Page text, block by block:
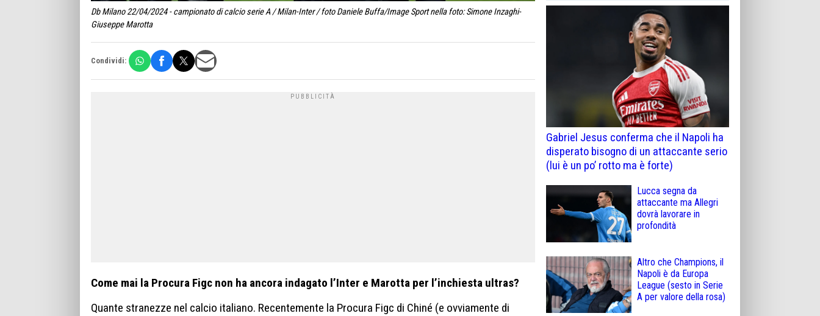
Db Milano 22/04/2024 - campionato di calcio serie A / Milan-Inter / foto Daniele Buffa/Image Sport nella foto: Simone Inzaghi-
Giuseppe Marotta
Condividi:
Come mai la Procura Figc non ha ancora indagato l’Inter e Marotta per l’inchiesta ultras?
Quante stranezze nel calcio italiano. Recentemente la Procura Figc di Chiné (e ovviamente di
Gabriel Jesus conferma che il Napoli ha
disperato bisogno di un attaccante serio
(lui è un po’ rotto ma è forte)
Lucca segna da
attaccante ma Allegri
dovrà lavorare in
profondità
Altro che Champions, il
Napoli è da Europa
League (sesto in Serie
A per valore della rosa)